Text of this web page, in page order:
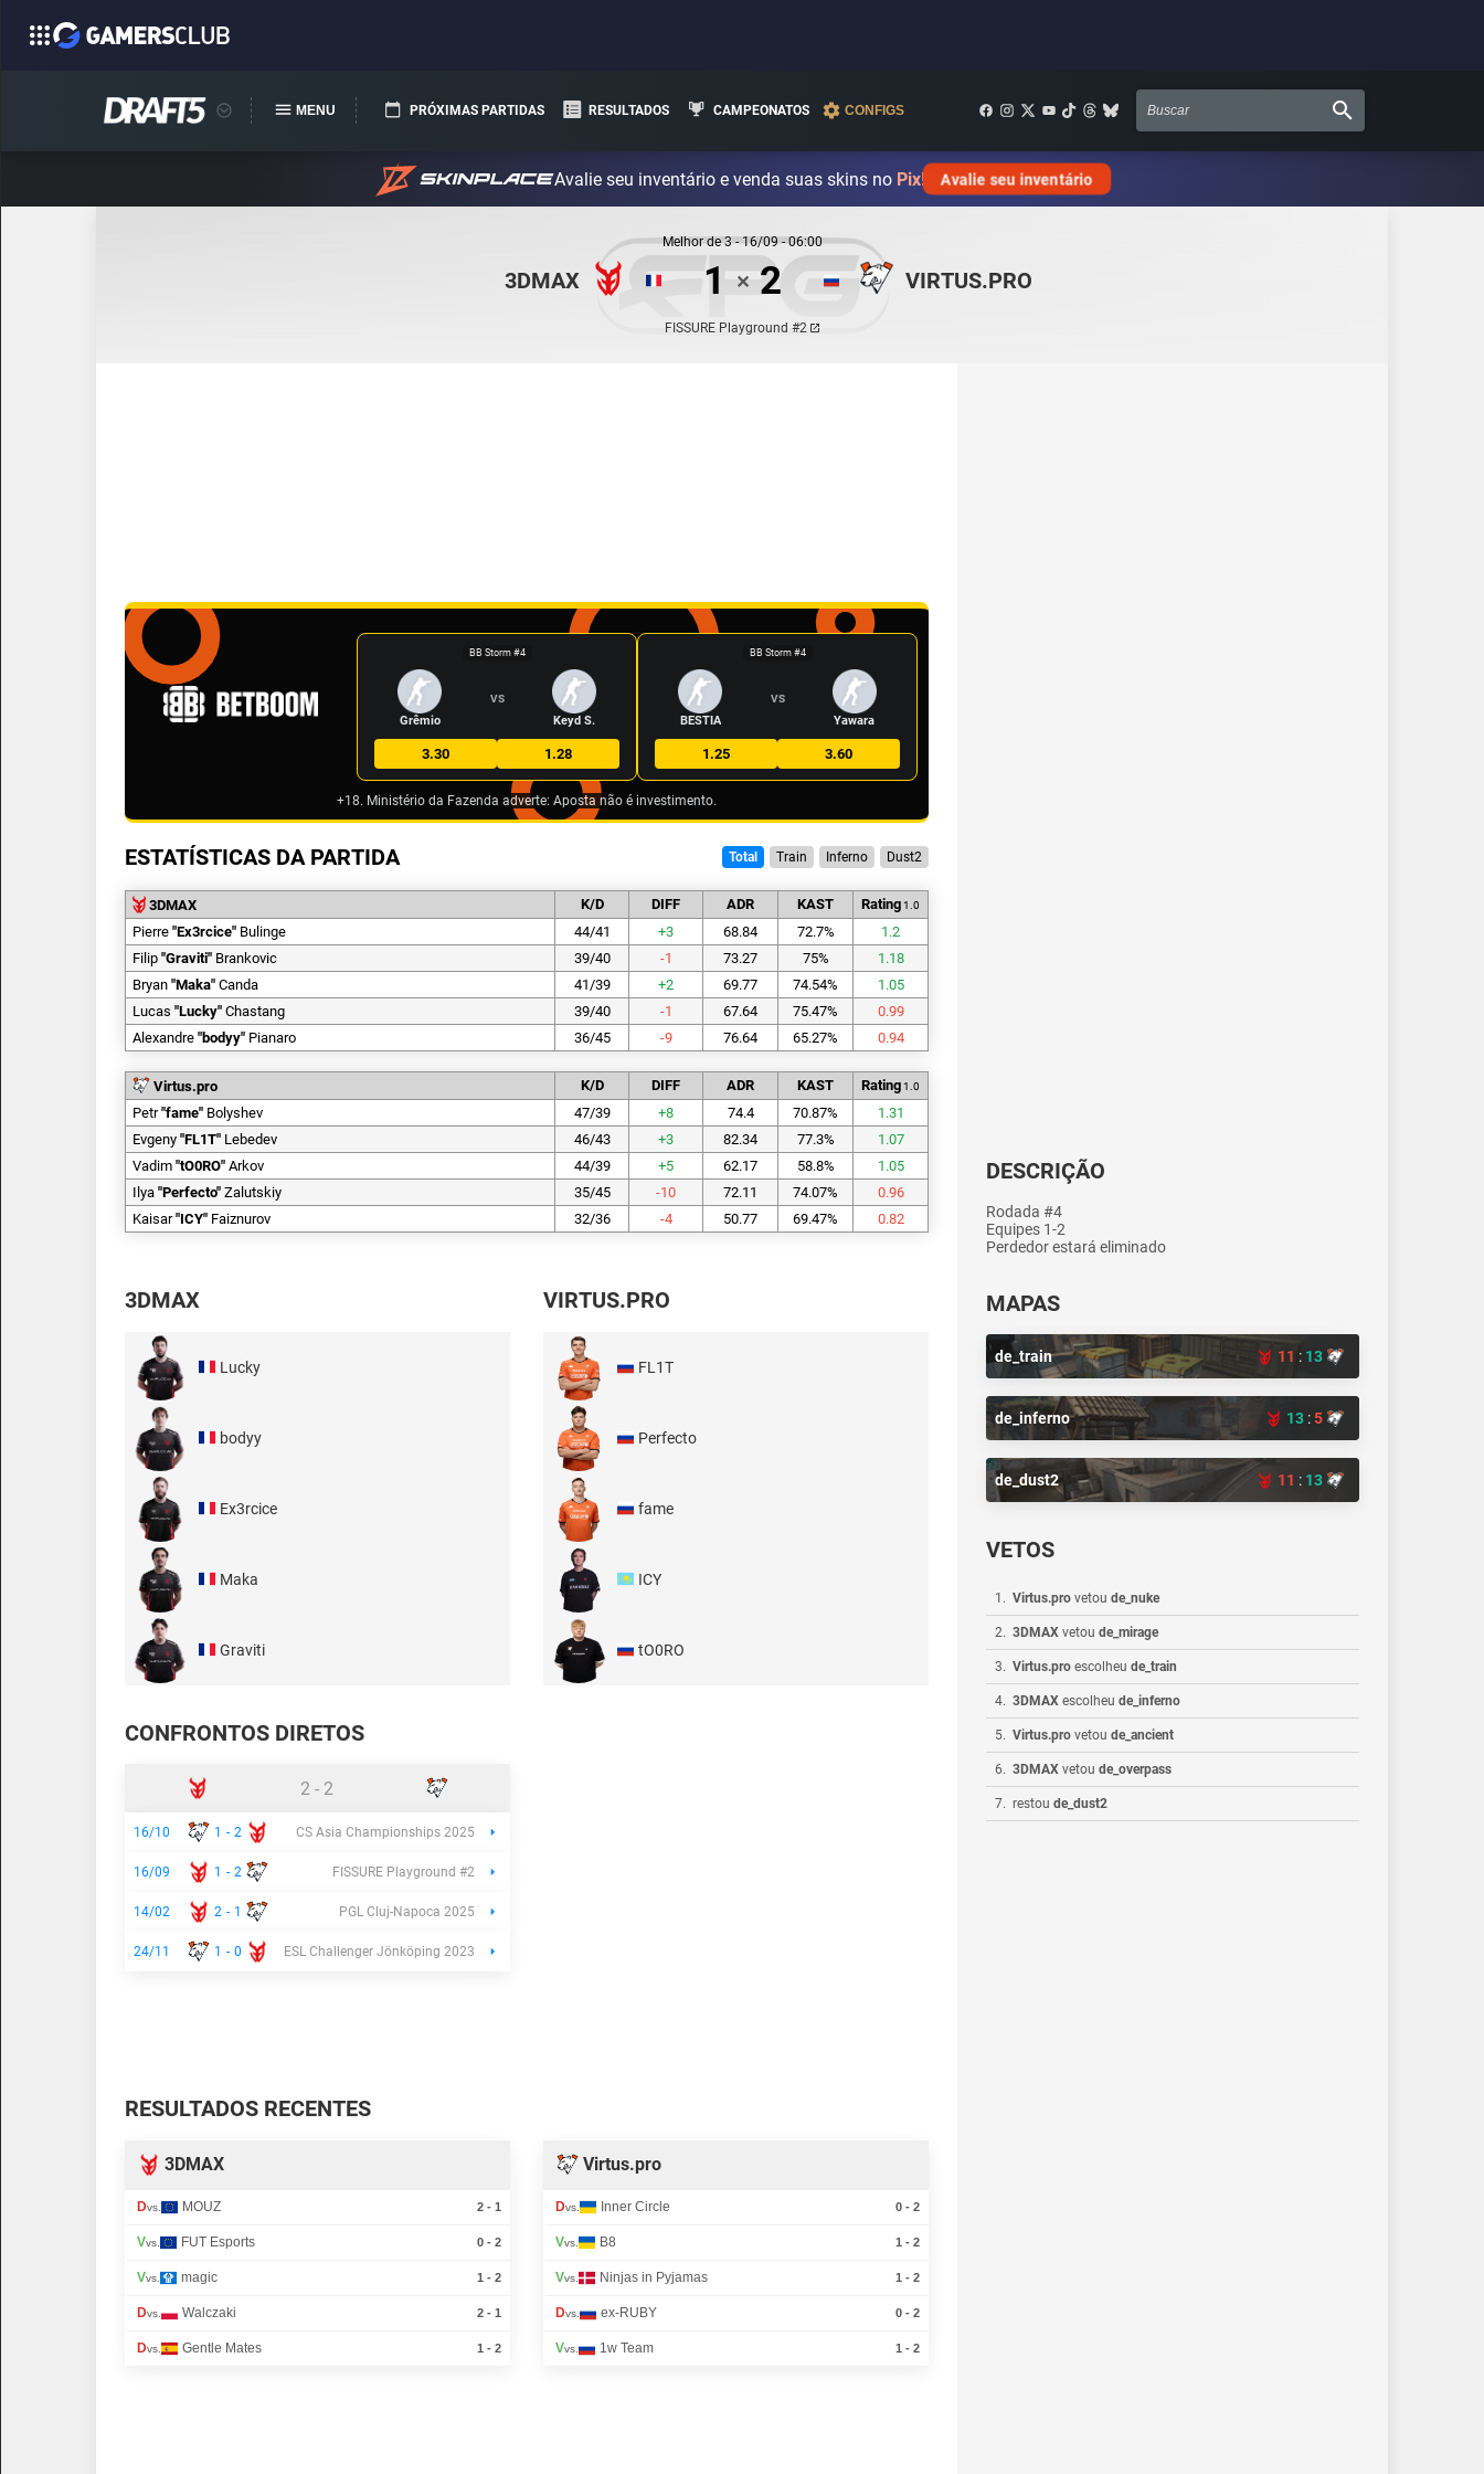
MENU PRÓXIMAS PARTIDAS RESULTADOS CAMPEONATOS CONFIGS
Avalie seu inventário e venda suas skins no Pix! Avalie seu inventário
Melhor de3-16/09 - 06:00
3DMAX 1 ✕ 2 VIRTUS.PRO
FISSURE Playground #2
BB Storm #4
Grêmio
VS
Keyd S.
3.30 1.28
BB Storm #4
BESTIA
VS
Yawara
1.25 3.60
+18. Ministério da Fazenda adverte: Aposta não é investimento.
ESTATÍSTICAS DA PARTIDA Total Train Inferno Dust2
3DMAX K/D DIFF ADR KAST Rating1.0
Pierre "Ex3rcice" Bulinge 44/41 +3 68.84 72.7%
1.2
Filip "Graviti" Brankovic 39/40 -1 73.27 75%
1.18
Bryan "Maka" Canda 41/39 +2 69.77 74.54%
1.05
Lucas "Lucky" Chastang 39/40 -1 67.64 75.47%
0.99
Alexandre "bodyy" Pianaro 36/45 -9 76.64 65.27% 0.94
Virtus.pro K/D DIFF ADR KAST Rating1.0
Petr "fame" Bolyshev 47/39 +8 74.4 70.87%
1.31
Evgeny "FL1T" Lebedev 46/43 +3 82.34 77.3%
1.07
Vadim "tO0RO" Arkov 44/39 +5 62.17 58.8%
1.05
Ilya "Perfecto" Zalutskiy 35/45 -10 72.11 74.07%
0.96
Kaisar "ICY" Faiznurov 32/36 -4 50.77 69.47% 0.82
3DMAX
Lucky
bodyy
Ex3rcice
Maka
Graviti
VIRTUS.PRO
FL1T
Perfecto
fame
ICY
tO0RO
CONFRONTOS DIRETOS
2 - 2
16/10 1 - 2 CS Asia Championships 2025
16/09 1 - 2 FISSURE Playground #2
14/02 2 - 1 PGL Cluj-Napoca 2025
24/11 1 - 0 ESL Challenger Jönköping 2023
RESULTADOS RECENTES
3DMAX
Dvs. MOUZ 2 - 1
Vvs. FUT Esports 0 - 2
Vvs. magic 1 - 2
Dvs. Walczaki 2 - 1
Dvs. Gentle Mates 1 - 2
Virtus.pro
Dvs. Inner Circle 0 - 2
Vvs. B8 1 - 2
Vvs. Ninjas in Pyjamas 1 - 2
Dvs. ex-RUBY 0 - 2
Vvs. 1w Team 1 - 2
DESCRIÇÃO
Rodada #4
Equipes 1-2
Perdedor estará eliminado
MAPAS
de_train 11 : 13
de_inferno 13 :5
de_dust2 11 : 13
VETOS
1 . Virtus.pro vetou de_nuke
2. 3DMAX vetou de_mirage
3. Virtus.pro escolheu de_train
4. 3DMAX escolheu de_inferno
5. Virtus.pro vetou de_ancient
6. 3DMAX vetou de_overpass
7. restou de_dust2